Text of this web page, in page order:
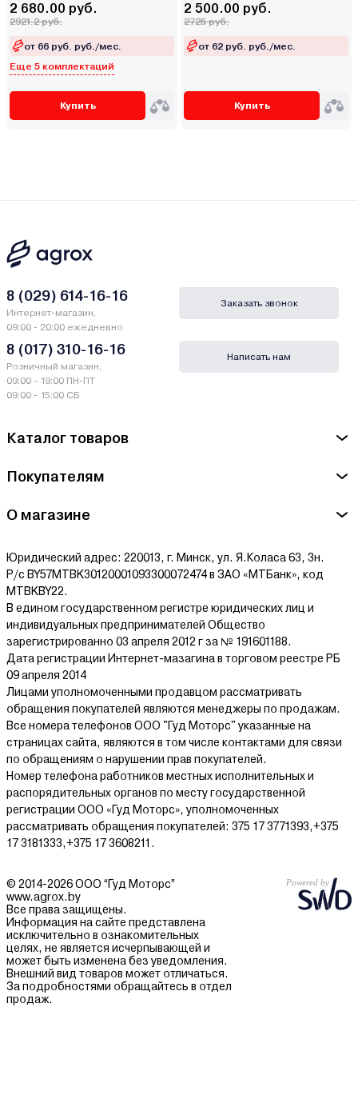
2 680.00 руб.
2921.2 руб.
от 66 руб. руб./мес.
Еще 5 комплектаций
Купить
2 500.00 руб.
2725 руб.
от 62 руб. руб./мес.
Купить
Каталог товаров
Покупателям
О магазине
Юридический адрес: 220013, г. Минск, ул. Я.Коласа 63, 3н.
Р/с BY57MTBK30120001093300072474 в ЗАО «МТБанк», код
MTBKBY22.
В едином государственном регистре юридических лиц и
индивидуальных предпринимателей Общество
зарегистрированно 03 апреля 2012 г за № 191601188.
Дата регистрации Интернет-мазагина в торговом реестре РБ
09 апреля 2014
Лицами уполномоченными продавцом рассматривать
обращения покупателей являются менеджеры по продажам.
Все номера телефонов ООО "Гуд Моторс" указанные на
страницах сайта, являются в том числе контактами для связи
по обращениям о нарушении прав покупателей.
Номер телефона работников местных исполнительных и
распорядительных органов по месту государственной
регистрации ООО «Гуд Моторс», уполномоченных
рассматривать обращения покупателей: 375 17 3771393,+375
17 3181333,+375 17 3608211.
8 (029) 614-16-16
Интернет-магазин,
09:00 - 20:00 ежедневно
8 (017) 310-16-16
Розничный магазин,
09:00 - 19:00 ПН-ПТ
09:00 - 15:00 СБ
Заказать звонок
Написать нам
© 2014-2026 ООО “Гуд Моторс”
www.agrox.by
Все права защищены.
Информация на сайте представлена
исключительно в ознакомительных
целях, не является исчерпывающей и
может быть изменена без уведомления.
Внешний вид товаров может отличаться.
За подробностями обращайтесь в отдел
продаж.